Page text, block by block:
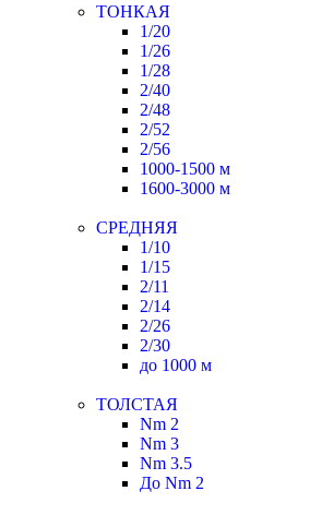
ТОНКАЯ
1/20
1/26
1/28
2/40
2/48
2/52
2/56
1000-1500 м
1600-3000 м
СРЕДНЯЯ
1/10
1/15
2/11
2/14
2/26
2/30
до 1000 м
ТОЛСТАЯ
Nm 2
Nm 3
Nm 3.5
До Nm 2